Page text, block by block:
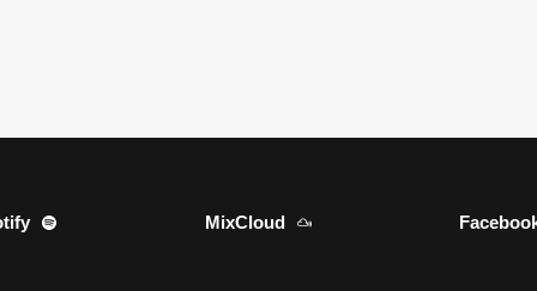
MixCloud